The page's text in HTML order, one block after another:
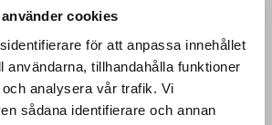
cookies
för att anpassa innehållet
användarna, tillhandahålla funktioner
analysera vår trafik. Vi
sådana identifierare och annan
Very Good